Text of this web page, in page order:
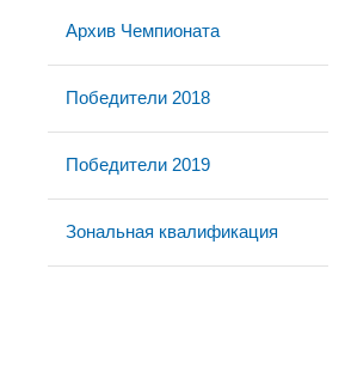
Архив Чемпионата
Победители 2018
Победители 2019
Зональная квалификация